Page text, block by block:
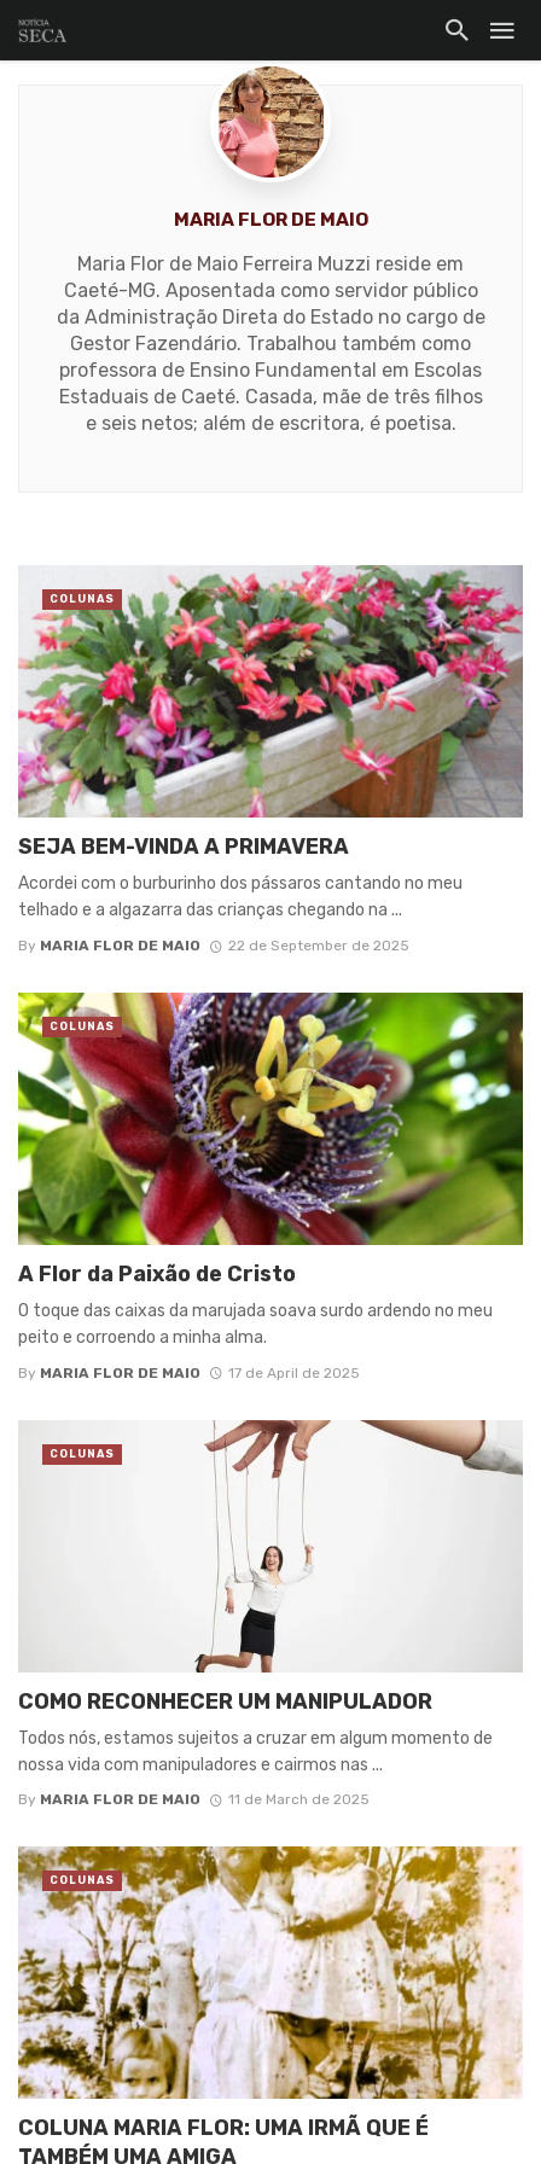
MARIA FLOR DE MAIO
Maria Flor de Maio Ferreira Muzzi reside em
Caeté-MG. Aposentada como servidor público
da Administração Direta do Estado no cargo de
Gestor Fazendário. Trabalhou também como
professora de Ensino Fundamental em Escolas
Estaduais de Caeté. Casada, mãe de três filhos
e seis netos; além de escritora, é poetisa.
SEJA BEM-VINDA A PRIMAVERA
Acordei com o burburinho dos pássaros cantando no meu
telhado e a algazarra das crianças chegando na ...
By MARIA FLOR DE MAIO 22 de September de 2025
COLUNAS
A Flor da Paixão de Cristo
O toque das caixas da marujada soava surdo ardendo no meu
peito e corroendo a minha alma.
By MARIA FLOR DE MAIO 17 de April de 2025
COLUNAS
COMO RECONHECER UM MANIPULADOR
Todos nós, estamos sujeitos a cruzar em algum momento de
nossa vida com manipuladores e cairmos nas ...
By MARIA FLOR DE MAIO 11 de March de 2025
COLUNAS
COLUNA MARIA FLOR: UMA IRMÃ QUE É
TAMBÉM UMA AMIGA
COLUNAS